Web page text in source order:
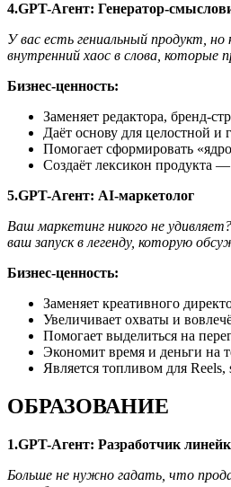
4.GPT-Агент: Генератор-
У вас есть гениальный продукт,
внутренний хаос в слова,
Бизнес-ценность:
Заменяет редактора, бренд-
Даёт основу для целостной и
Помогает сформировать
Создаёт лексикон продукта
5.GPT-Агент: AI-маркетолог
Ваш маркетинг никого не
ваш запуск в легенду, которую
Бизнес-ценность:
Заменяет креативного
Увеличивает охваты и
Помогает выделиться на
Экономит время и деньги на
Является топливом для
ОБРАЗОВАНИЕ
1.GPT-Агент: Разработчик
Больше не нужно гадать, что